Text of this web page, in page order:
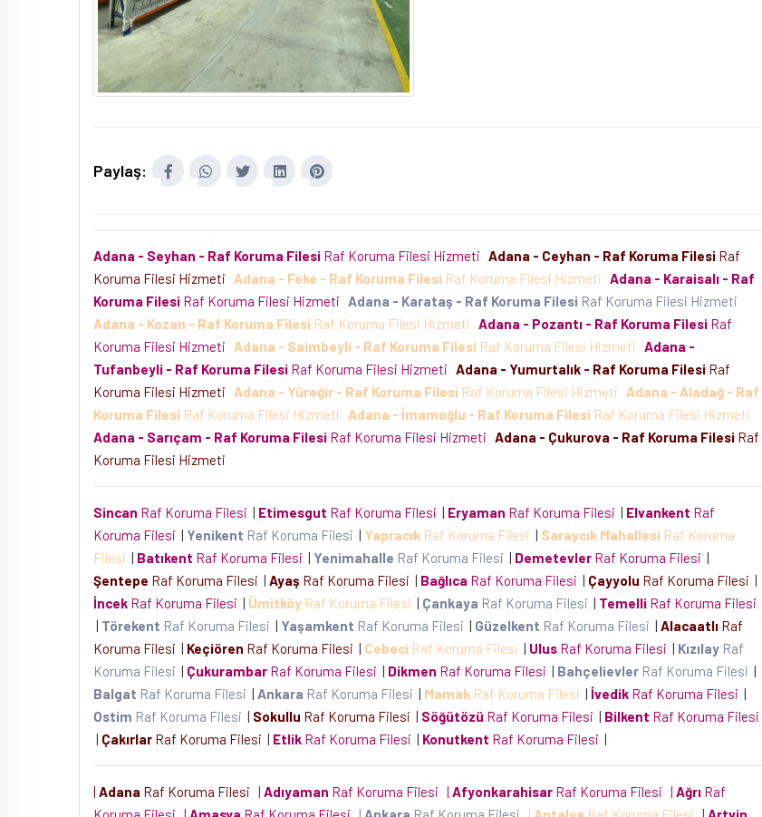
Paylaş:
Adana - Seyhan - Raf Koruma Filesi Raf Koruma Filesi Hizmeti Adana - Ceyhan - Raf Koruma Filesi Raf
Koruma Filesi Hizmeti
Adana - Feke - Raf Koruma Filesi Raf Koruma Filesi Hizmeti
Adana - Karaisalı - Raf
Koruma Filesi Raf Koruma Filesi Hizmeti Adana - Karataş - Raf Koruma Filesi Raf Koruma Filesi Hizmeti
Adana - Kozan - Raf Koruma Filesi Raf Koruma Filesi Hizmeti Adana - Pozantı - Raf Koruma Filesi Raf
Koruma Filesi Hizmeti
Adana - Saimbeyli - Raf Koruma Filesi Raf Koruma Filesi Hizmeti
Adana -
Tufanbeyli - Raf Koruma Filesi Raf Koruma Filesi Hizmeti Adana - Yumurtalık - Raf Koruma Filesi Raf
Koruma Filesi Hizmeti
Adana - Yüreğir - Raf Koruma Filesi Raf Koruma Filesi Hizmeti
Adana - Aladağ - Raf
Koruma Filesi Raf Koruma Filesi Hizmeti Adana - İmamoğlu - Raf Koruma Filesi Raf Koruma Filesi Hizmeti
Adana - Sarıçam - Raf Koruma Filesi Raf Koruma Filesi Hizmeti Adana - Çukurova - Raf Koruma Filesi Raf
Koruma Filesi Hizmeti
Sincan Raf Koruma Filesi | Etimesgut Raf Koruma Filesi | Eryaman Raf Koruma Filesi | Elvankent Raf
Koruma Filesi | Yenikent Raf Koruma Filesi | Yapracık Raf Koruma Filesi | Saraycık Mahallesi Raf Koruma
Filesi | Batıkent Raf Koruma Filesi | Yenimahalle Raf Koruma Filesi | Demetevler Raf Koruma Filesi |
Şentepe Raf Koruma Filesi | Ayaş Raf Koruma Filesi | Bağlıca Raf Koruma Filesi | Çayyolu Raf Koruma Filesi |
İncek Raf Koruma Filesi | Ümitköy Raf Koruma Filesi | Çankaya Raf Koruma Filesi | Temelli Raf Koruma Filesi
| Törekent Raf Koruma Filesi | Yaşamkent Raf Koruma Filesi | Güzelkent Raf Koruma Filesi | Alacaatlı Raf
Koruma Filesi | Keçiören Raf Koruma Filesi | Cebeci Raf Koruma Filesi | Ulus Raf Koruma Filesi | Kızılay Raf
Koruma Filesi | Çukurambar Raf Koruma Filesi | Dikmen Raf Koruma Filesi | Bahçelievler Raf Koruma Filesi |
Balgat Raf Koruma Filesi | Ankara Raf Koruma Filesi | Mamak Raf Koruma Filesi | İvedik Raf Koruma Filesi |
Ostim Raf Koruma Filesi | Sokullu Raf Koruma Filesi | Söğütözü Raf Koruma Filesi | Bilkent Raf Koruma Filesi
| Çakırlar Raf Koruma Filesi | Etlik Raf Koruma Filesi | Konutkent Raf Koruma Filesi |
| Adana Raf Koruma Filesi | Adıyaman Raf Koruma Filesi | Afyonkarahisar Raf Koruma Filesi | Ağrı Raf